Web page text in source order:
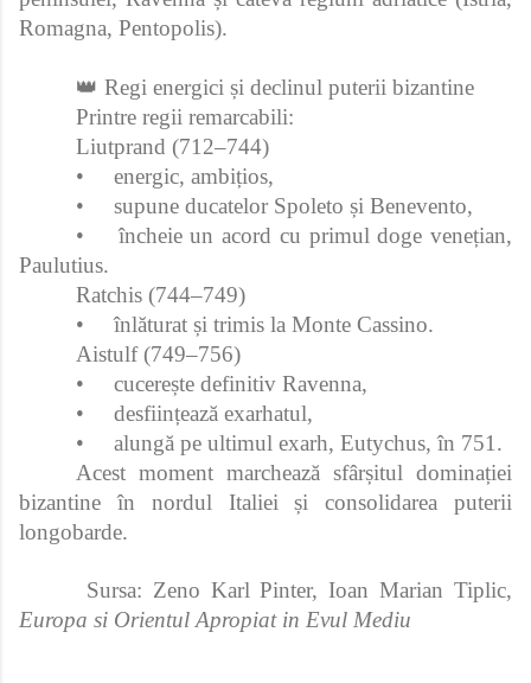
Romagna, Pentopolis).
👑 Regi energici și declinul puterii bizantine
Printre regii remarcabili:
Liutprand (712–744)
•
energic, ambițios,
•
supune ducatelor Spoleto și Benevento,
•
încheie un acord cu primul doge venețian,
Paulutius.
Ratchis (744–749)
•
înlăturat și trimis la Monte Cassino.
Aistulf (749–756)
•
cucerește definitiv Ravenna,
•
desființează exarhatul,
•
alungă pe ultimul exarh, Eutychus, în 751.
Acest moment marchează sfârșitul dominației
bizantine în nordul Italiei și consolidarea puterii
longobarde.
Sursa: Zeno Karl Pinter, Ioan Marian Tiplic,
Europa si Orientul Apropiat in Evul Mediu